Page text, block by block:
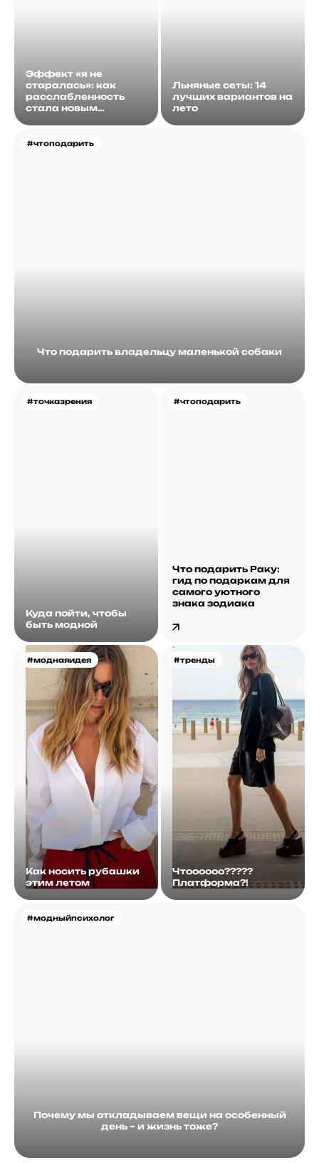
Эффект «я не
старалась»: как
расслабленность
стала новым
#чтоподарить
Что подарить владельцу маленькой собаки
Льняные сеты: 14
лучших вариантов на
лето
#точказрения
Куда пойти, чтобы
быть модной
#чтоподарить
Что подарить Раку:
гид по подаркам для
самого уютного
знака зодиака
#моднаяидея
Как носить рубашки
этим летом
#тренды
Чтоооооо?????
Платформа?!
#модныйпсихолог
Почему мы откладываем вещи на особенный
день – и жизнь тоже?